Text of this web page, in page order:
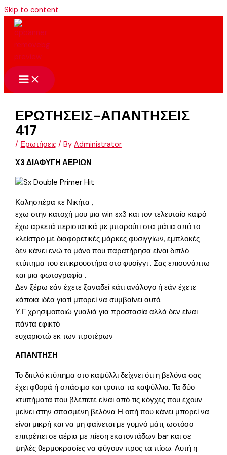
Skip to content
ΕΡΩΤΗΣΕΙΣ-ΑΠΑΝΤΗΣΕΙΣ
417
/ Ερωτήσεις / ByAdministrator
X3 ΔΙΑΦΥΓΗ ΑΕΡΙΩΝ
Καλησπέρα κε Νικήτα ,
εχω στην κατοχή μου μια win sx3 και τον τελευταίο καιρό
έχω αρκετά περιστατικά με μπαρούτι στα μάτια από το
κλείστρο με διαφορετικές μάρκες φυσιγγίων, εμπλοκές
δεν κάνει ενώ το μόνο που παρατήρησα είναι διπλό
κτύπημα του επικρουστήρα στο φυσίγγι . Σας επισυνάπτω
και μια φωτογραφία .
Δεν ξέρω εάν έχετε ξαναδεί κάτι ανάλογο ή εάν έχετε
κάποια ιδέα γιατί μπορεί να συμβαίνει αυτό.
Υ.Γ χρησιμοποιώ γυαλιά για προστασία αλλά δεν είναι
πάντα εφικτό
ευχαριστώ εκ των προτέρων
ΑΠΑΝΤΗΣΗ
Το διπλό κτύπημα στο καψύλλι δείχνει ότι η βελόνα σας
έχει φθορά ή σπάσιμο και τρυπα τα καψύλλια. Τα δύο
κτυπήματα που βλέπετε είναι από τις κόγχες που έχουν
μείνει στην σπασμένη βελόνα Η οπή που κάνει μπορεί να
είναι μικρή και να μη φαίνεται με γυμνό μάτι, ωστόσο
επιτρέπει σε αέρια με πίεση εκατοντάδων bar και σε
ψηλές θερμοκρασίες να φύγουν προς τα πίσω. Αυτή η